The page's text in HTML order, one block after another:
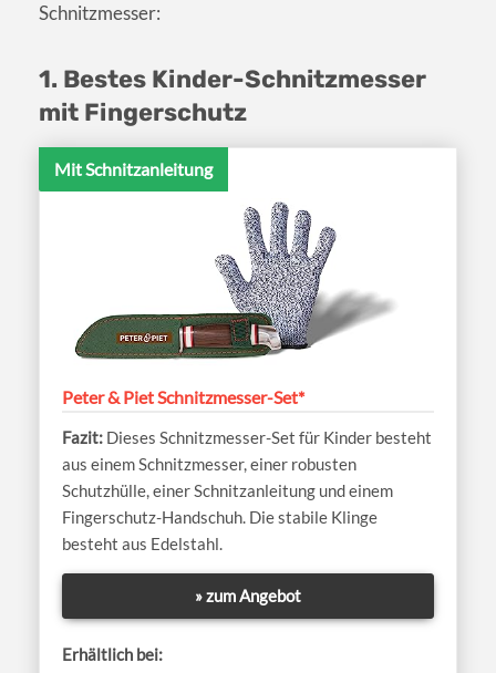
Schnitzmesser:
1. Bestes Kinder-Schnitzmesser
mit Fingerschutz
Mit Schnitzanleitung
Peter & Piet Schnitzmesser-Set*
Dieses Schnitzmesser-Set für Kinder besteht
aus einem Schnitzmesser, einer robusten
Schutzhülle, einer Schnitzanleitung und einem
Fingerschutz-Handschuh. Die stabile Klinge
besteht aus Edelstahl.
» zum Angebot
Erhältlich bei: